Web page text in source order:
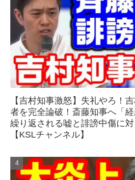
【吉村知事激怒】失礼やろ！
者を完全論破！斎藤知事へ「経
繰り返される嘘と誹謗中傷に
【KSLチャンネル】